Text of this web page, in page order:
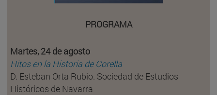
PROGRAMA
Martes, 24 de agosto
Hitos en la Historia de Corella
D. Esteban Orta Rubio. Sociedad de Estudios
Históricos de Navarra